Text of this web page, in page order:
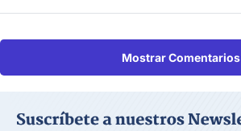
Mostrar Comentarios